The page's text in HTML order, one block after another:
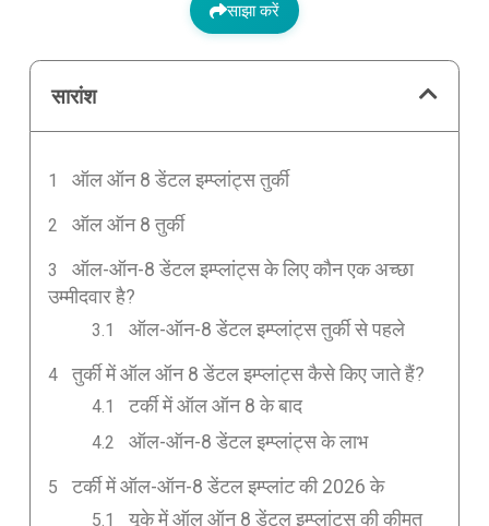
साझा करें
सारांश
ऑल ऑन 8 डेंटल इम्प्लांट्स तुर्की
ऑल ऑन 8 तुर्की
ऑल-ऑन-8 डेंटल इम्प्लांट्स के लिए कौन एक अच्छा
उम्मीदवार है?
ऑल-ऑन-8 डेंटल इम्प्लांट्स तुर्की से पहले
तुर्की में ऑल ऑन 8 डेंटल इम्प्लांट्स कैसे किए जाते हैं?
टर्की में ऑल ऑन 8 के बाद
ऑल-ऑन-8 डेंटल इम्प्लांट्स के लाभ
टर्की में ऑल-ऑन-8 डेंटल इम्प्लांट की 2026 के
यूके में ऑल ऑन 8 डेंटल इम्प्लांट्स की कीमत